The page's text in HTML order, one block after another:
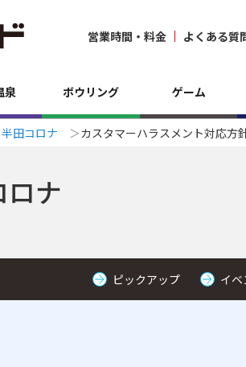
営業時間・料金 よくある質
泉 ボウリング ゲーム
田コロナ カスタマーハラスメント対応方
ナ
ピックアップ イ